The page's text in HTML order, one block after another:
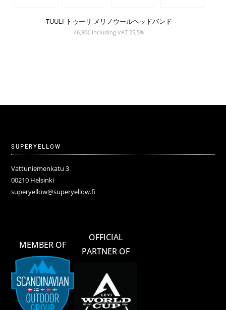
TUULI トゥーリ メリノウールヘッドバンド
46,90€ Including VAT 25,5%
SUPERYELLOW
Vattuniemenkatu 3
00210 Helsinki
superyellow@superyellow.fi
MEMBER OF
OFFICIAL
PARTNER OF